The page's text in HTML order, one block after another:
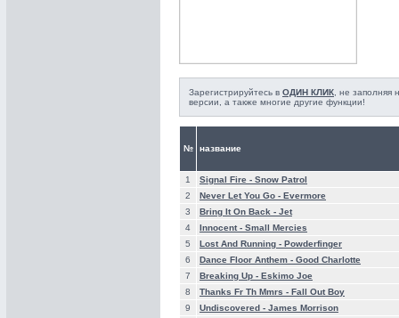
Зарегистрируйтесь в ОДИН КЛИК , не
версии, а также многие другие функции!
№ название
1 Signal Fire - Snow Patrol
2
Never Let You Go - Evermore
3
Bring It On Back - Jet
4
Innocent - Small Mercies
5
Lost And Running - Powderfinger
6
Dance Floor Anthem - Good Charlotte
7
Breaking Up - Eskimo Joe
8
Thanks Fr Th Mmrs - Fall Out Boy
9
Undiscovered - James Morrison